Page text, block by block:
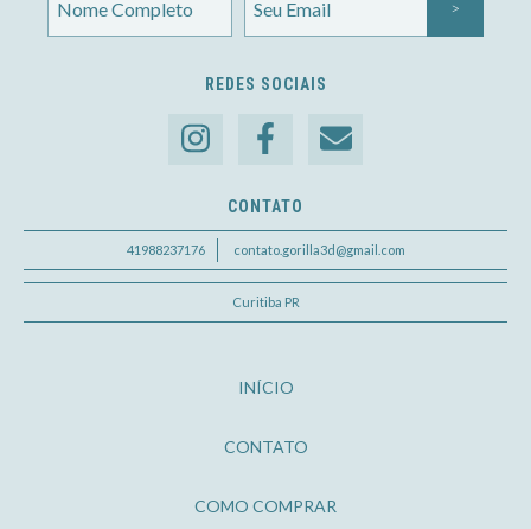
REDES SOCIAIS
CONTATO
41988237176 contato.gorilla3d@gmail.com
Curitiba PR
INÍCIO
CONTATO
COMO COMPRAR